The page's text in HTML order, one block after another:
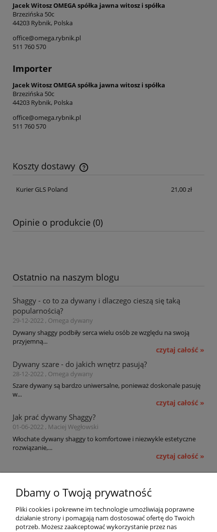
Jacek Witosz OMEGA spółka jawna witosz i spółka
Brzezińska 50c
44203 Rybnik, Polska
office@omega.rybnik.pl
511 760 570
Importer
Jacek Witosz OMEGA spółka jawna witosz i spółka
Brzezińska 50c
44203 Rybnik, Polska
office@omega.rybnik.pl
511 760 570
Koszty dostawy
Cena nie zawiera ewentualnych kosztów płatności
Kurier GLS Poland
21,00 zł
Opinie o produkcie (0)
Ostatnio na naszym blogu
Shaggy - co to za dywany i dlaczego cieszą się taką
popularnością?
29-12-2022 , Omega dywany
Dywany shaggy podbiły serca wielu osób ze względu na swoją
przyjemną...
czytaj całość »
Dywany szare - do jakich wnętrz pasują?
28-12-2022 , Omega dywany
Szare dywany są bardzo uniwersalne, ponieważ doskonale pasuję
w...
czytaj całość »
Jak prać dywany Shaggy?
01-06-2022 , Maciej Węgłowski
Włochate dywany shaggy to komfortowe i niezwykle estetyczne
rozwiązanie,...
czytaj całość »
Płatności i dostawa
Dbamy o Twoją prywatność
Pliki cookies i pokrewne im technologie umożliwiają poprawne
działanie strony i pomagają nam dostosować ofertę do Twoich
potrzeb. Możesz zaakceptować wykorzystanie przez nas